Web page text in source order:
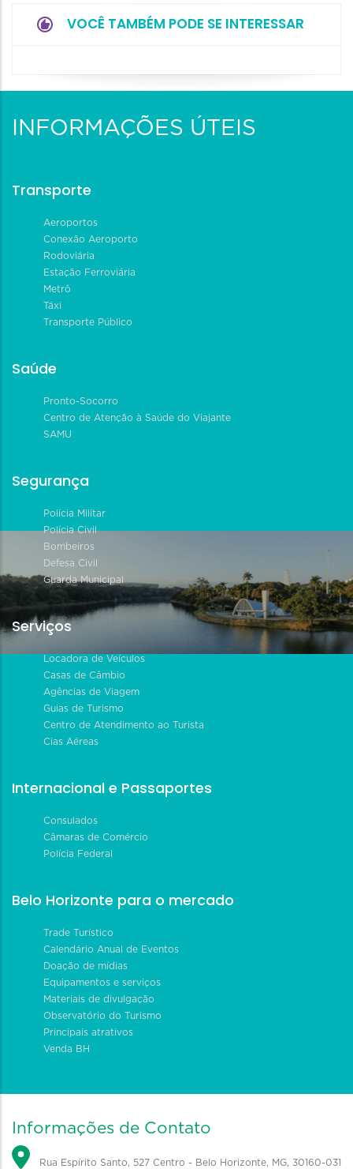
VOCÊ TAMBÉM PODE SE INTERESSAR
INFORMAÇÕES ÚTEIS
Transporte
Aeroportos
Conexão Aeroporto
Rodoviária
Estação Ferroviária
Metrô
Táxi
Transporte Público
Saúde
Pronto-Socorro
Centro de Atenção à Saúde do Viajante
SAMU
Segurança
Polícia Militar
Polícia Civil
Bombeiros
Defesa Civil
Guarda Municipal
Serviços
Locadora de Veículos
Casas de Câmbio
Agências de Viagem
Guias de Turismo
Centro de Atendimento ao Turista
Cias Aéreas
Internacional e Passaportes
Consulados
Câmaras de Comércio
Polícia Federal
Belo Horizonte para o mercado
Trade Turístico
Calendário Anual de Eventos
Doação de mídias
Equipamentos e serviços
Materiais de divulgação
Observatório do Turismo
Principais atrativos
Venda BH
Informações de Contato
Rua Espírito Santo, 527 Centro - Belo Horizonte, MG, 30160-031